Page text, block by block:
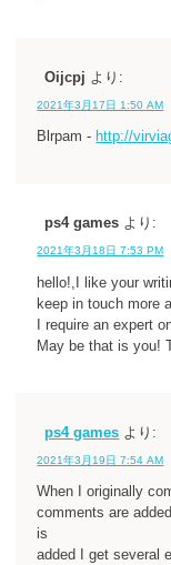
Oijcpj より:
2021年3月17日 1:50 AM
Blrpam - http://
ps4 games より:
2021年3月18日 7:53 PM
hello!,I like your
keep in touch more
I require an expert
May be that is you!
ps4 games より:
2021年3月19日 7:54 AM
When I originally
comments are
is
added I get several